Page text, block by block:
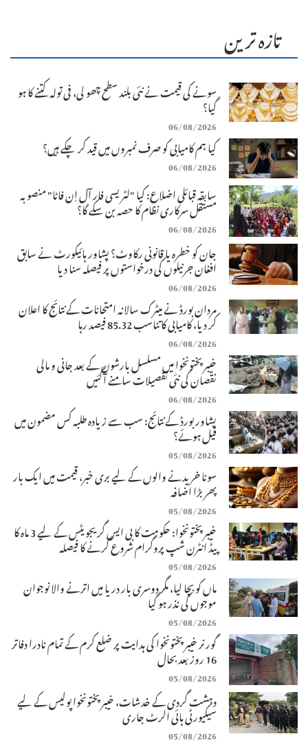
تازہ ترین
سونے کی قیمت نے نئی بلند سطح چھو لی، فی تولہ کتنے کا ہو
گیا؟
06/08/2026
کیا ہم کامیابی کو صرف نمبروں میں قید کر چکے ہیں؟
06/08/2026
سابقہ قبائلی اضلاع: کیا "لٹریسی فار آل اِن فاٹا" منصوبہ
مستقل سرکاری نظام کا حصہ بن سکے گا؟
06/08/2026
جان کو خطرہ یا قانونی رکاوٹ؟ پشاور ہائیکورٹ نے سابق
افغان جرنیلوں کی درخواستوں پر فیصلہ سنا دیا
06/08/2026
مردان بورڈ نے میٹرک سالانہ امتحانات کے نتائج کا اعلان
کر دیا، کامیابی کا تناسب 85.32 فیصد رہا
06/08/2026
خیبرپختونخوا میں مسلسل بارشوں کے بعد جانی و مالی
نقصان کی نئی تفصیلات سامنے آگئیں
06/08/2026
پشاور بورڈ کے نتائج: سب سے زیادہ طلبہ کس مضمون میں
فیل ہوئے؟
05/08/2026
سونا خریدنے والوں کے لیے بری خبر، قیمت میں ایک بار
پھر بڑا اضافہ
05/08/2026
خیبرپختونخوا: حکومت کا بی ایس گریجویٹس کے لیے 3 ماہ کا
پیڈ انٹرن شپ پروگرام شروع کرنے کا فیصلہ
05/08/2026
ماں کو بچا لیا، مگر دوسری بار دریا میں اترنے والا نوجوان
موجوں کی نذر ہو گیا
05/08/2026
گورنر خیبرپختونخوا کی ہدایت پر ضلع کرم کے تمام نادرا دفاتر
16 روز بعد بحال
05/08/2026
دہشت گردی کے خدشات، خیبرپختونخوا پولیس کے لیے
سیکیورٹی ہائی الرٹ جاری
05/08/2026